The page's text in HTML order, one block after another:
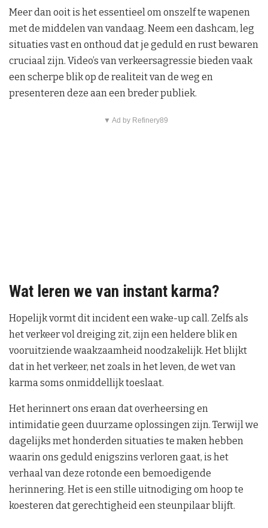
Meer dan ooit is het essentieel om onszelf te wapenen
met de middelen van vandaag. Neem een dashcam, leg
situaties vast en onthoud dat je geduld en rust bewaren
cruciaal zijn. Video’s van verkeersagressie bieden vaak
een scherpe blik op de realiteit van de weg en
presenteren deze aan een breder publiek.
▼ Ad by Refinery89
Wat leren we van instant karma?
Hopelijk vormt dit incident een wake-up call. Zelfs als
het verkeer vol dreiging zit, zijn een heldere blik en
vooruitziende waakzaamheid noodzakelijk. Het blijkt
dat in het verkeer, net zoals in het leven, de wet van
karma soms onmiddellijk toeslaat.
Het herinnert ons eraan dat overheersing en
intimidatie geen duurzame oplossingen zijn. Terwijl we
dagelijks met honderden situaties te maken hebben
waarin ons geduld enigszins verloren gaat, is het
verhaal van deze rotonde een bemoedigende
herinnering. Het is een stille uitnodiging om hoop te
koesteren dat gerechtigheid een steunpilaar blijft.